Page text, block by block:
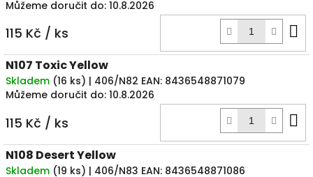
Můžeme doručit do: 10.8.2026
115 Kč / ks
N107 Toxic Yellow
Skladem (16 ks) | 406/N82 EAN: 8436548871079
Můžeme doručit do: 10.8.2026
115 Kč / ks
N108 Desert Yellow
Skladem (19 ks) | 406/N83 EAN: 8436548871086